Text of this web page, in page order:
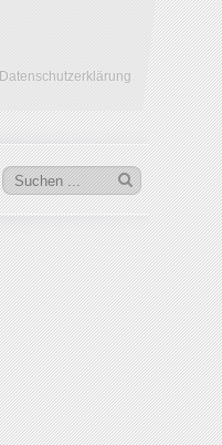
Datenschutzerklärung